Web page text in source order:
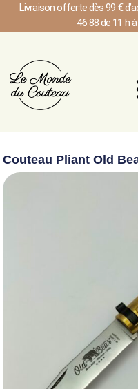
Livraison offerte dès 99 €
46 88 de 11 h
Couteau Pliant Old